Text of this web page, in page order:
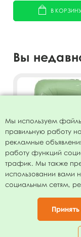
В
Вы
Фигура Цифра 5 Slim
40"/102см
173.00руб.
Мы используем
правильную работу
рекламные
работу функций
трафик. Мы также
использовании вами
социальным сетям,